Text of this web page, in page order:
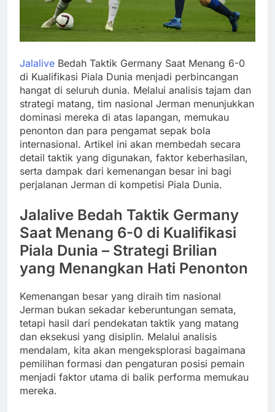
Jalalive Bedah Taktik Germany Saat Menang 6-0
di Kualifikasi Piala Dunia menjadi perbincangan
hangat di seluruh dunia. Melalui analisis tajam dan
strategi matang, tim nasional Jerman menunjukkan
dominasi mereka di atas lapangan, memukau
penonton dan para pengamat sepak bola
internasional. Artikel ini akan membedah secara
detail taktik yang digunakan, faktor keberhasilan,
serta dampak dari kemenangan besar ini bagi
perjalanan Jerman di kompetisi Piala Dunia.
Jalalive Bedah Taktik Germany
Saat Menang 6-0 di Kualifikasi
Piala Dunia – Strategi Brilian
yang Menangkan Hati Penonton
Kemenangan besar yang diraih tim nasional
Jerman bukan sekadar keberuntungan semata,
tetapi hasil dari pendekatan taktik yang matang
dan eksekusi yang disiplin. Melalui analisis
mendalam, kita akan mengeksplorasi bagaimana
pemilihan formasi dan pengaturan posisi pemain
menjadi faktor utama di balik performa memukau
mereka.